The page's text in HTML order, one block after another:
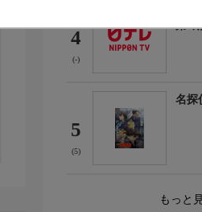
4
(-)
転
第4
5
(5)
名探
もっと